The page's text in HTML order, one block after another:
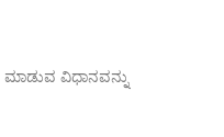
ವಿಧಾನವನ್ನು